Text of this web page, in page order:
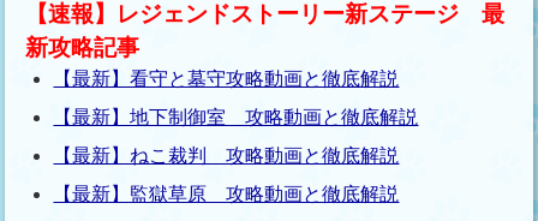
【速報】レジェンドストーリー新ステージ 最
新攻略記事
【最新】看守と墓守攻略動画と徹底解説
【最新】地下制御室 攻略動画と徹底解説
【最新】ねこ裁判 攻略動画と徹底解説
【最新】監獄草原 攻略動画と徹底解説